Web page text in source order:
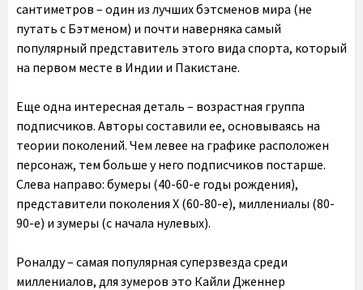
сантиметров – один из лучших бэтсменов мира (не
путать с Бэтменом) и почти наверняка самый
популярный представитель этого вида спорта, который
на первом месте в Индии и Пакистане.
Еще одна интересная деталь – возрастная группа
подписчиков. Авторы составили ее, основываясь на
теории поколений. Чем левее на графике расположен
персонаж, тем больше у него подписчиков постарше.
Слева направо: бумеры (40-60-е годы рождения),
представители поколения X (60-80-е), миллениалы (80-
90-е) и зумеры (с начала нулевых).
Роналду – самая популярная суперзвезда среди
миллениалов, для зумеров это Кайли Дженнер